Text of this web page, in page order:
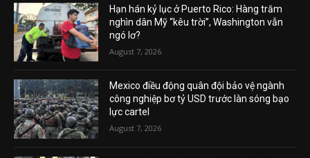
Hạn hán kỷ lục ở Puerto Rico: Hàng trăm
nghìn dân Mỹ “kêu trời”, Washington vẫn
ngó lơ?
August 7, 2026
Mexico điều động quân đội bảo vệ ngành
công nghiệp bơ tỷ USD trước làn sóng bạo
lực cartel
August 7, 2026